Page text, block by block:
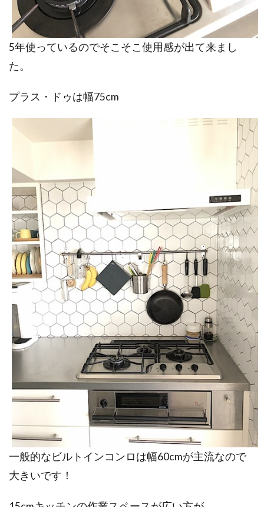
5年使っているのでそこそこ使用感が出て来まし
た。
プラス・ドゥは幅75cm
一般的なビルトインコンロは幅60cmが主流なので
大きいです！